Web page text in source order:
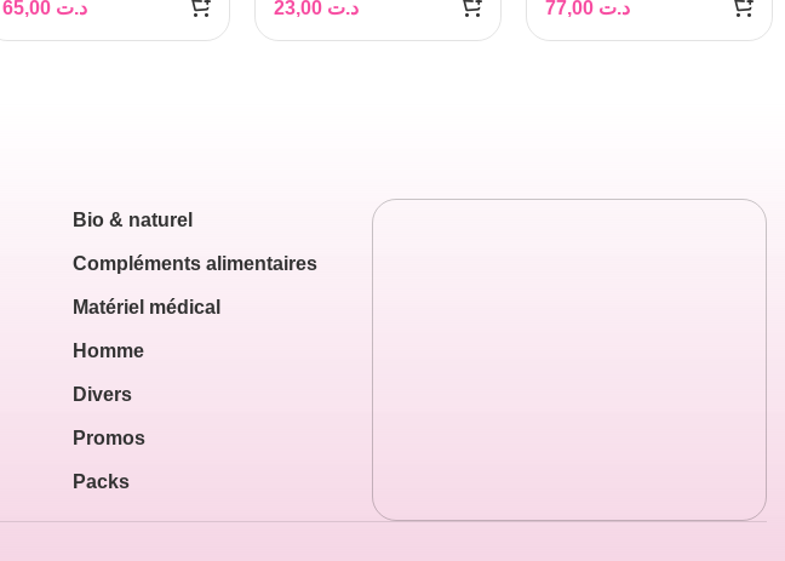
د.ت
د.ت
د.ت
Bio & naturel
Compléments alimentaires
Matériel médical
Homme
Divers
Promos
Packs